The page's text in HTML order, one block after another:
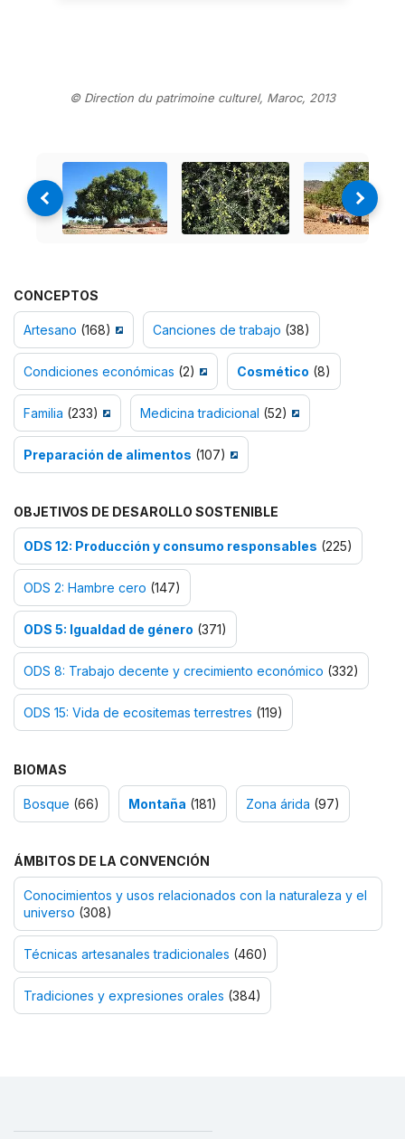
© Direction du patrimoine culturel, Maroc, 2013
CONCEPTOS
Artesano (168) Canciones de trabajo (38)
Condiciones económicas (2) Cosmético (8)
Familia (233) Medicina tradicional (52)
Preparación de alimentos (107)
OBJETIVOS DE DESAROLLO SOSTENIBLE
ODS 12: Producción y consumo responsables (225)
ODS 2: Hambre cero (147)
ODS 5: Igualdad de género (371)
ODS 8: Trabajo decente y crecimiento económico (332)
ODS 15: Vida de ecositemas terrestres (119)
BIOMAS
Bosque (66) Montaña (181) Zona árida (97)
ÁMBITOS DE LA CONVENCIÓN
Conocimientos y usos relacionados con la naturaleza y el
universo (308)
Técnicas artesanales tradicionales (460)
Tradiciones y expresiones orales (384)